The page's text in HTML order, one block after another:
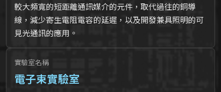
較大頻寬的短距離通訊媒介的元件，取代過往的銅導
線，減少寄生電阻電容的延遲，以及開發兼具照明的可
見光通訊的應用。
實驗室名稱
電子束實驗室